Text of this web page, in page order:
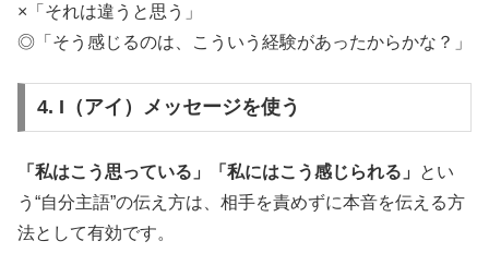
×「それは違うと思う」
◎「そう感じるのは、こういう経験があったからかな？」
4. I（アイ）メッセージを使う
「私はこう思っている」「私にはこう感じられる」
とい
う“自分主語”の伝え方は、相手を責めずに本音を伝える方
法として有効です。